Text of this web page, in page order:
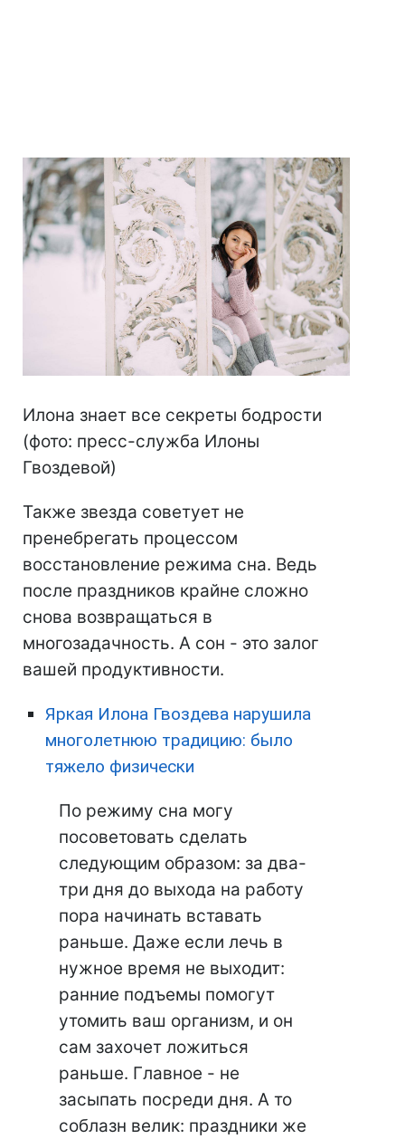
Илона знает все секреты бодрости
(фото: пресс-служба Илоны
Гвоздевой)
Также звезда советует не
пренебрегать процессом
восстановление режима сна. Ведь
после праздников крайне сложно
снова возвращаться в
многозадачность. А сон - это залог
вашей продуктивности.
Яркая Илона Гвоздева нарушила
многолетнюю традицию: было
тяжело физически
По режиму сна могу
посоветовать сделать
следующим образом: за два-
три дня до выхода на работу
пора начинать вставать
раньше. Даже если лечь в
нужное время не выходит:
ранние подъемы помогут
утомить ваш организм, и он
сам захочет ложиться
раньше. Главное - не
засыпать посреди дня. А то
соблазн велик: праздники же